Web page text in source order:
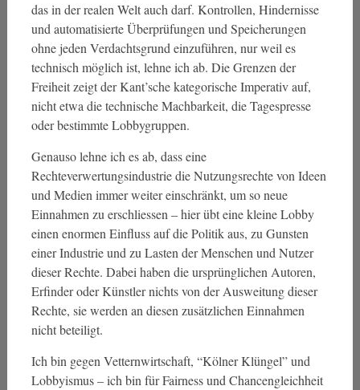
das in der realen Welt auch darf. Kontrollen, Hindernisse
und automatisierte Überprüfungen und Speicherungen
ohne jeden Verdachtsgrund einzuführen, nur weil es
technisch möglich ist, lehne ich ab. Die Grenzen der
Freiheit zeigt der Kant’sche kategorische Imperativ auf,
nicht etwa die technische Machbarkeit, die Tagespresse
oder bestimmte Lobbygruppen.
Genauso lehne ich es ab, dass eine
Rechteverwertungsindustrie die Nutzungsrechte von Ideen
und Medien immer weiter einschränkt, um so neue
Einnahmen zu erschliessen – hier übt eine kleine Lobby
einen enormen Einfluss auf die Politik aus, zu Gunsten
einer Industrie und zu Lasten der Menschen und Nutzer
dieser Rechte. Dabei haben die ursprünglichen Autoren,
Erfinder oder Künstler nichts von der Ausweitung dieser
Rechte, sie werden an diesen zusätzlichen Einnahmen
nicht beteiligt.
Ich bin gegen Vetternwirtschaft, “Kölner Klüngel” und
Lobbyismus – ich bin für Fairness und Chancengleichheit